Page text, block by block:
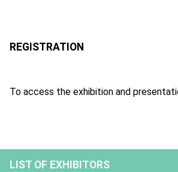
To access the exhibition and
LIST OF EXHIBITORS